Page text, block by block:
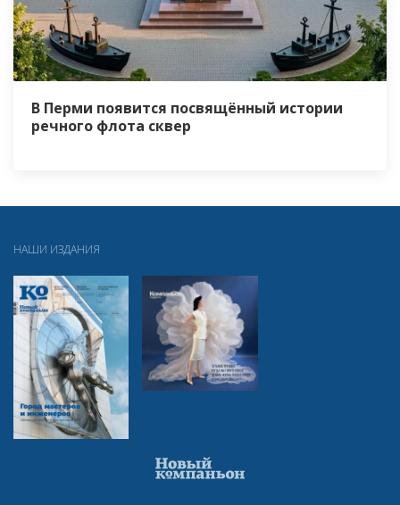
В Перми появится посвящённый истории
речного флота сквер
НАШИ ИЗДАНИЯ